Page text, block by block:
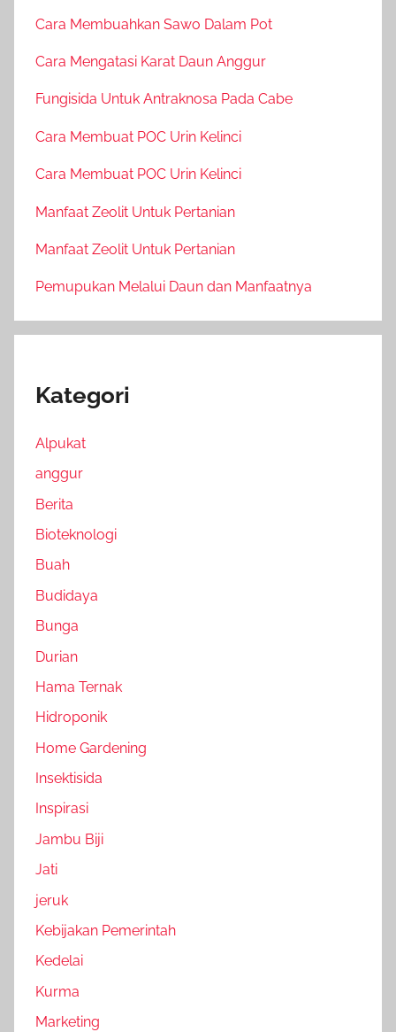
Cara Membuahkan Sawo Dalam Pot
Cara Mengatasi Karat Daun Anggur
Fungisida Untuk Antraknosa Pada Cabe
Cara Membuat POC Urin Kelinci
Cara Membuat POC Urin Kelinci
Manfaat Zeolit Untuk Pertanian
Manfaat Zeolit Untuk Pertanian
Pemupukan Melalui Daun dan Manfaatnya
Kategori
Alpukat
anggur
Berita
Bioteknologi
Buah
Budidaya
Bunga
Durian
Hama Ternak
Hidroponik
Home Gardening
Insektisida
Inspirasi
Jambu Biji
Jati
jeruk
Kebijakan Pemerintah
Kedelai
Kurma
Marketing